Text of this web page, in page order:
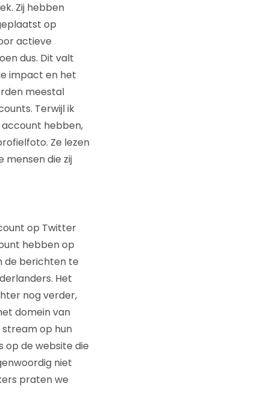
Zij hebben
op
actieve
dus. Dit valt
impact en het
meestal
Terwijl ik
hebben,
Ze lezen
die zij
op Twitter
hebben op
de berichten te
Het
nog verder,
domein van
stream op hun
op de website die
niet
praten we